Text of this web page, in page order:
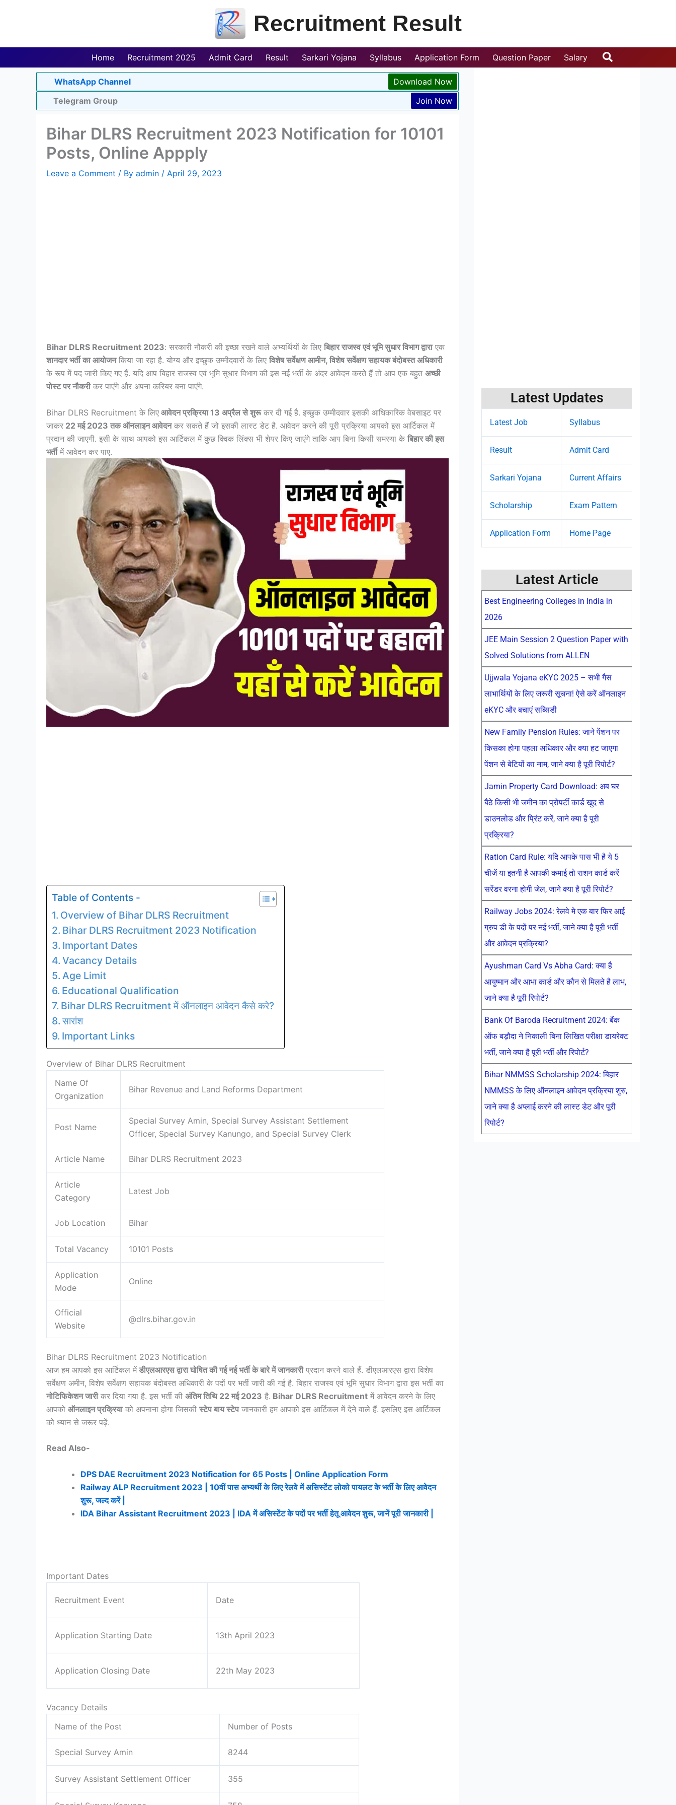
Recruitment Result
Home Recruitment 2025 Admit Card Result Sarkari Yojana Syllabus Application Form Question Paper Salary Search
WhatsApp Channel
Download Now
Telegram Group
Join Now
Bihar DLRS Recruitment 2023 Notification for 10101
Posts, Online Appply
Leave a Comment / By admin / April 29, 2023
Bihar DLRS Recruitment 2023: सरकारी नौकरी की इच्छा रखने वाले अभ्यर्थियों के लिए बिहार राजस्व एवं भूमि सुधार विभाग द्वाराएक
शानदार भर्ती का आयोजनकिया जा रहा है. योग्य और इच्छुक उम्मीदवारों के लिए विशेष सर्वेक्षण आमीन, विशेष सर्वेक्षण सहायक बंदोबस्त अधिकारी
के रूप में पद जारी किए गए हैं. यदि आप बिहार राजस्व एवं भूमि सुधार विभाग की इस नई भर्ती के अंदर आवेदन करते हैं तो आप एक बहुत अच्छी
पोस्ट पर नौकरीकर पाएंगे और अपना करियर बना पाएंगे.
Bihar DLRS Recruitment के लिए आवेदन प्रक्रिया 13 अप्रैल से शुरूकर दी गई है. इच्छुक उम्मीदवार इसकी आधिकारिक वेबसाइट पर
जाकर 22 मई 2023 तक ऑनलाइन आवेदनकर सकते हैं जो इसकी लास्ट डेट है. आवेदन करने की पूरी प्रक्रिया आपको इस आर्टिकल में
प्रदान की जाएगी. इसी के साथ आपको इस आर्टिकल में कुछ क्विक लिंक्स भी शेयर किए जाएंगे ताकि आप बिना किसी समस्या के बिहार की इस
भर्तीमें आवेदन कर पाए.
Table of Contents -
Overview of Bihar DLRS Recruitment
Bihar DLRS Recruitment 2023 Notification
Important Dates
Vacancy Details
Age Limit
Educational Qualification
Bihar DLRS Recruitment में ऑनलाइन आवेदन कैसे करे?
सारांश
Important Links
Overview of Bihar DLRS Recruitment
Name Of
Organization
Bihar Revenue and Land Reforms Department
Post Name
Special Survey Amin, Special Survey Assistant Settlement
Officer, Special Survey Kanungo, and Special Survey Clerk
Article Name Bihar DLRS Recruitment 2023
Article
Category
Latest Job
Job Location Bihar
Total Vacancy 10101 Posts
Application
Mode
Online
Official
Website
@dlrs.bihar.gov.in
Bihar DLRS Recruitment 2023 Notification
आज हम आपको इस आर्टिकल मेंडीएलआरएस द्वारा घोषित की गई नई भर्ती के बारे में जानकारीप्रदान करने वाले हैं. डीएलआरएस द्वारा विशेष
सर्वेक्षण अमीन, विशेष सर्वेक्षण सहायक बंदोबस्त अधिकारी के पदों पर भर्ती जारी की गई है. बिहार राजस्व एवं भूमि सुधार विभाग द्वारा इस भर्ती का
नोटिफिकेशन जारीकर दिया गया है. इस भर्ती की अंतिम तिथि 22 मई 2023 है. Bihar DLRS Recruitment में आवेदन करने के लिए
आपको ऑनलाइन प्रक्रियाको अपनाना होगा जिसकी स्टेप बाय स्टेपजानकारी हम आपको इस आर्टिकल में देने वाले हैं. इसलिए इस आर्टिकल
को ध्यान से जरूर पढ़ें.
Read Also-
DPS DAE Recruitment 2023 Notification for 65 Posts | Online Application Form
Railway ALP Recruitment 2023 | 10वीं पास अभ्यर्थी के लिए रेलवे में असिस्टेंट लोको पायलट के भर्ती के लिए आवेदन
शुरू, जल्द करें |
IDA Bihar Assistant Recruitment 2023 | IDA में असिस्टेंट के पदों पर भर्ती हेतू आवेदन शुरू, जानें पूरी जानकारी |
Important Dates
Recruitment Event Date
Application Starting Date 13th April 2023
Application Closing Date 22th May 2023
Vacancy Details
Name of the Post
Number of Posts
Special Survey Amin 8244
Survey Assistant Settlement Officer 355
Latest Updates
Latest Job Syllabus
Result Admit Card
Sarkari Yojana Current Affairs
Scholarship Exam Pattern
Application Form Home Page
Latest Article
Best Engineering Colleges in India in
2026
JEE Main Session 2 Question Paper with
Solved Solutions from ALLEN
Ujjwala Yojana eKYC 2025 – सभी गैस
लाभार्थियों के लिए जरूरी सूचना! ऐसे करें ऑनलाइन
eKYC और बचाएं सब्सिडी
New Family Pension Rules: जाने पेंशन पर
किसका होगा पहला अधिकार और क्या हट जाएगा
पेंशन से बेटियों का नाम, जाने क्या है पूरी रिपोर्ट?
Jamin Property Card Download: अब घर
बैठे किसी भी जमीन का प्रोपर्टी कार्ड खुद से
डाउनलोड और प्रिंट करें, जाने क्या है पूरी
प्रक्रिया?
Ration Card Rule: यदि आपके पास भी है ये 5
चीजें या इतनी है आपकी कमाई तो राशन कार्ड करें
सरेंडर वरना होगी जेल, जाने क्या है पूरी रिपोर्ट?
Railway Jobs 2024: रेलवे मे एक बार फिर आई
ग्रुप डी के पदों पर नई भर्ती, जाने क्या है पूरी भर्ती
और आवेदन प्रक्रिया?
Ayushman Card Vs Abha Card: क्या है
आयुष्मान और आभा कार्ड और कौन से मिलते है लाभ,
जाने क्या है पूरी रिपोर्ट?
Bank Of Baroda Recruitment 2024: बैंक
ऑफ बड़ौदा ने निकाली बिना लिखित परीक्षा डायरेक्ट
भर्ती, जाने क्या है पूरी भर्ती और रिपोर्ट?
Bihar NMMSS Scholarship 2024: बिहार
NMMSS के लिए ऑनलाइन आवेदन प्रक्रिया शुरु,
जाने क्या है अप्लाई करने की लास्ट डेट और पूरी
रिपोर्ट?